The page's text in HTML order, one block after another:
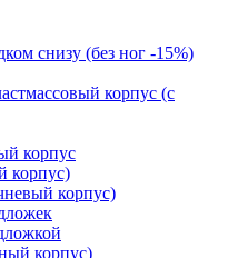
снизу (без ног -15%)
корпус (с
корпус
корпус)
корпус)
корпус)